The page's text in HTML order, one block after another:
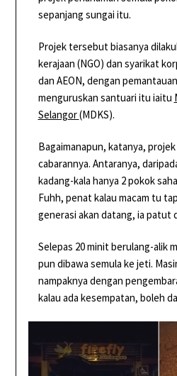
sepanjang sungai itu.
Projek tersebut biasanya
kerajaan (NGO) dan syarikat
dan AEON, dengan
menguruskan santuari itu iaitu
Selangor(MDKS).
Bagaimanapun, katanya,
cabarannya. Antaranya,
kadang-kala hanya 2 pokok
Fuhh, penat kalau macam tu
generasi akan datang, ia patut
Selepas 20 minit berulang-alik
pun dibawa semula ke jeti.
nampaknya dengan
kalau ada kesempatan, boleh